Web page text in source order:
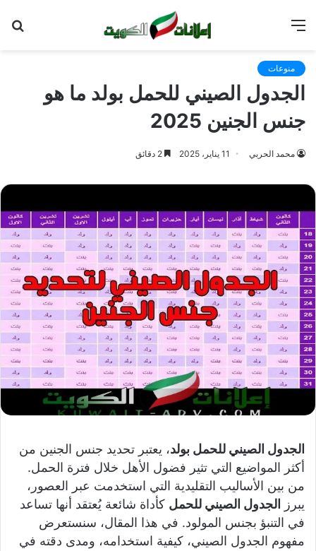
منوعات
الجدول الصيني للحمل بولد ما هو
جنس الجنين 2025
محمد الحربي 11 يناير، 2025
الجدول الصيني للحمل بولد، يعتبر تحديد جنس الجنين من
أكثر المواضيع التي تثير فضول الأهل خلال فترة الحمل.
من بين الأساليب التقليدية التي استخدمت عبر العصور،
يبرز
الجدول الصيني للحمل كأداة شائعة يُعتقد أنها تساعد
في التنبؤ بجنس المولود. في هذا المقال، سنستعرض
مفهوم الجدول الصيني، كيفية استخدامه، ومدى دقته في